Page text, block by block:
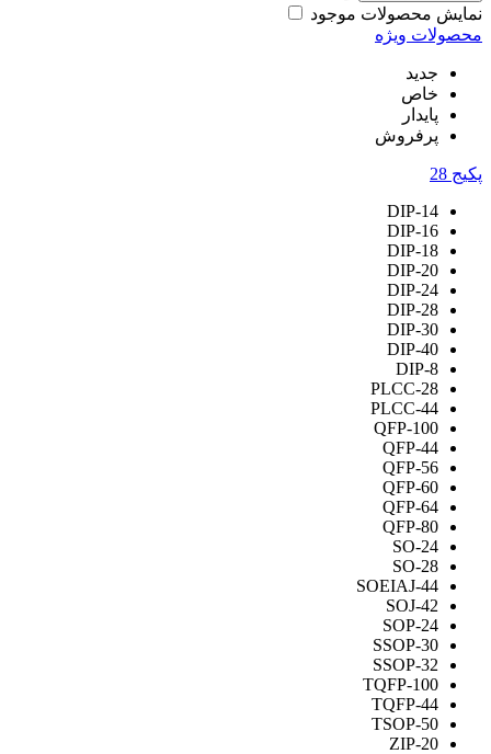
نمایش محصولات موجود
محصولات ویژه
جدید
خاص
پایدار
پرفروش
پکیج 28
DIP-14
DIP-16
DIP-18
DIP-20
DIP-24
DIP-28
DIP-30
DIP-40
DIP-8
PLCC-28
PLCC-44
QFP-100
QFP-44
QFP-56
QFP-60
QFP-64
QFP-80
SO-24
SO-28
SOEIAJ-44
SOJ-42
SOP-24
SSOP-30
SSOP-32
TQFP-100
TQFP-44
TSOP-50
ZIP-20